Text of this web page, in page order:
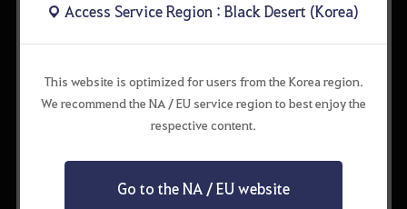
Access Service Region : Black Desert (Korea)
This website is optimized for users from the Korea region.
We recommend the NA / EU service region to best enjoy the
respective content.
Go to the NA / EU website
• 거점목록:월드맵 부분에서 검색한 내용이 여기에 리스트로
공헌도 : 최대 공헌도와 사용 가능한 공헌도를 표시합니다.
상단 우측 메뉴